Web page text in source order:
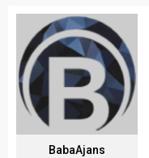
BabaAjans